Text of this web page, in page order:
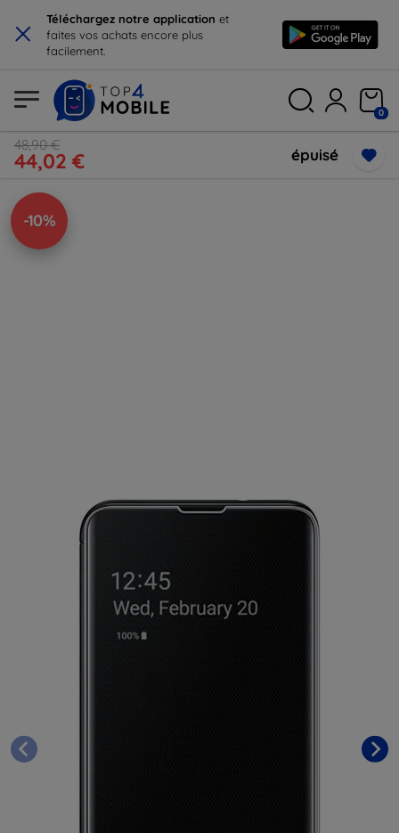
× Téléchargez notre application et
faites vos achats encore plus
facilement.
0
48,90 €
44,02 € épuisé
-10%